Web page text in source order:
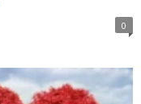
0